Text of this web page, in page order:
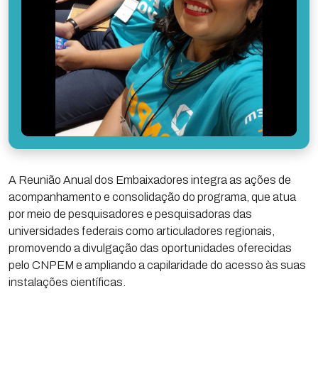
A Reunião Anual dos Embaixadores integra as ações de
acompanhamento e consolidação do programa, que atua
por meio de pesquisadores e pesquisadoras das
universidades federais como articuladores regionais,
promovendo a divulgação das oportunidades oferecidas
pelo CNPEM e ampliando a capilaridade do acesso às suas
instalações científicas.